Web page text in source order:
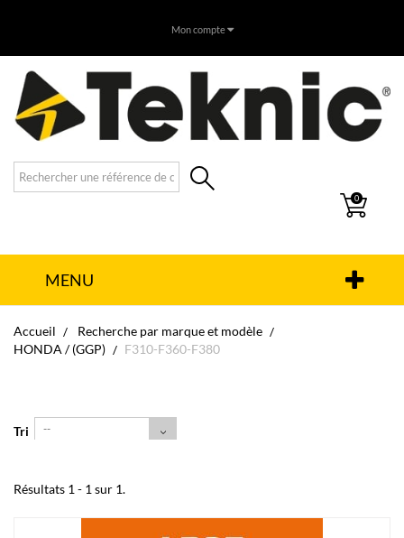
Mon compte
0
MENU
Accueil
Recherche par marque et modèle
HONDA / (GGP)
F310-F360-F380
Tri --
Résultats 1 - 1 sur 1.